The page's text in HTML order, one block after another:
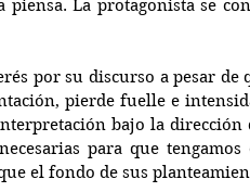
La protagonista se
por su discurso a pesar de
pierde fuelle e
bajo la dirección
para que
el fondo de sus